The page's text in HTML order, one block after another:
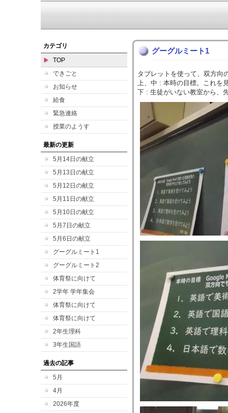
カテゴリ
TOP
できごと
お知らせ
給食
緊急連絡
授業のようす
最新の更新
5月14日の献立
5月13日の献立
5月12日の献立
5月11日の献立
5月10日の献立
5月7日の献立
5月6日の献立
グーグルミート1
グーグルミート2
体育祭に向けて
2学年 学年集会
体育祭に向けて
体育祭に向けて
2年生理科
3年生国語
過去の記事
5月
4月
2026年度
グーグルミート1
タブレットを使って、双方向
上、中 : 本時の目標。これを
下 : 生徒がいない教室から、